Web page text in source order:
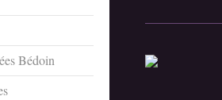
Bédoin